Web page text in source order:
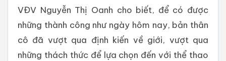
VĐV Nguyễn Thị Oanh cho biết, để có được
những thành công như ngày hôm nay, bản thân
cô đã vượt qua định kiến về giới, vượt qua
những thách thức để lựa chọn đến với thể thao